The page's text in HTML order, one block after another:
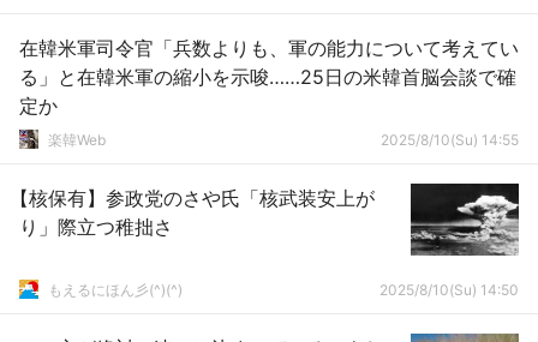
在韓米軍司令官「兵数よりも、軍の能力について考えてい
る」と在韓米軍の縮小を示唆……25日の米韓首脳会談で確
定か
楽韓Web 2025/8/10(Su) 14:55
【核保有】参政党のさや氏「核武装安上が
り」際立つ稚拙さ
もえるにほん彡(^)(^) 2025/8/10(Su) 14:50